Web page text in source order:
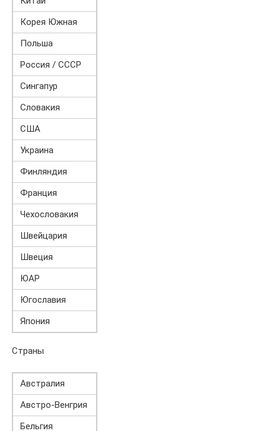
Корея Южная
Польша
Россия / СССР
Сингапур
Словакия
США
Украина
Финляндия
Франция
Чехословакия
Швейцария
Швеция
ЮАР
Югославия
Япония
Страны
Австралия
Австро-Венгрия
Бельгия